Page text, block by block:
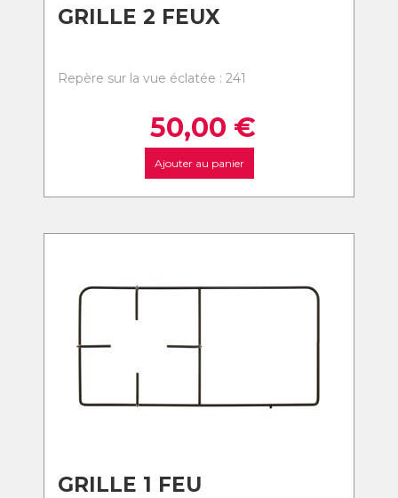
GRILLE 2 FEUX
Repère sur la vue éclatée : 241
50,00 €
Ajouter au panier
GRILLE 1 FEU